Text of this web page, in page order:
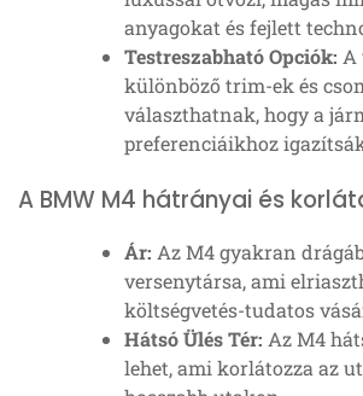
anyagokat és fejlett
Testreszabható Opciók: A
különböző trim-ek és
választhatnak, hogy a
preferenciáikhoz
A BMW M4 hátrányai és
Ár: Az M4 gyakran
versenytársa, ami
költségvetés-tudatos
Hátsó Ülés Tér: Az M4
lehet, ami korlátozza az